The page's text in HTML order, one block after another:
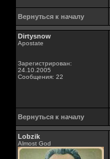
Вернуться к началу
Dirtysnow
Apostate
Зарегистрирован:
24.10.2005
Сообщения: 22
Вернуться к началу
Lobzik
Almost God